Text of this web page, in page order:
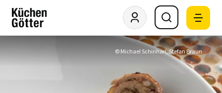
© Michael Schinharl, Stefan Braun